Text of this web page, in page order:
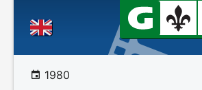
1980